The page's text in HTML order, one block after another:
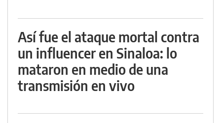
Así fue el ataque mortal contra
un influencer en Sinaloa: lo
mataron en medio de una
transmisión en vivo